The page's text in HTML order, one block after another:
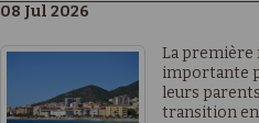
08 Jul 2026
La première
importante
leurs
transition en